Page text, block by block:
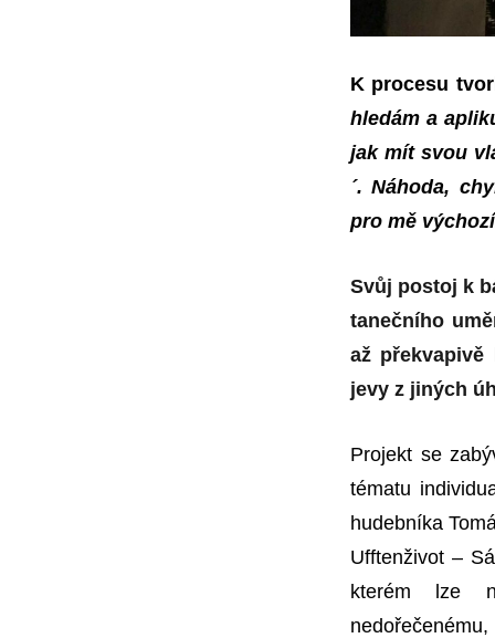
K procesu
hledám a
jak mít svou
´. Náhoda,
pro mě
Svůj postoj k
tanečního
až
jevy z jiných
Projekt se
tématu
hudebníka
Ufftenživot –
kterém lze